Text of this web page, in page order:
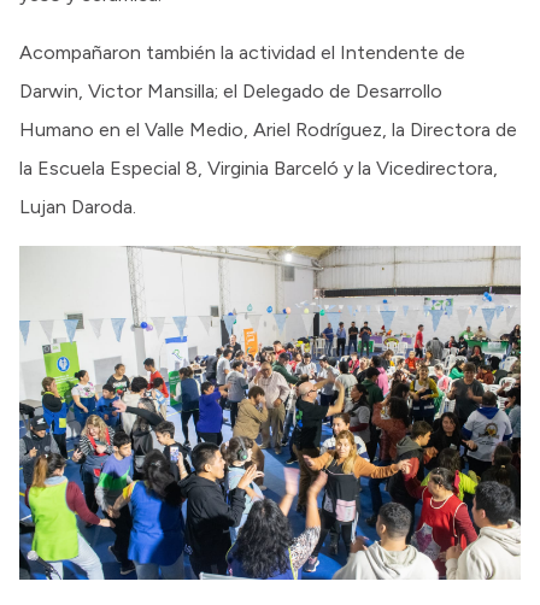
Acompañaron también la actividad el Intendente de
Darwin, Victor Mansilla; el Delegado de Desarrollo
Humano en el Valle Medio, Ariel Rodríguez, la Directora de
la Escuela Especial 8, Virginia Barceló y la Vicedirectora,
Lujan Daroda.